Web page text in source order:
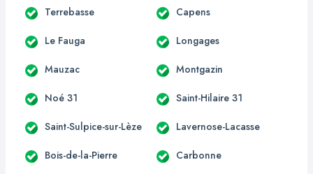
Terrebasse Capens
Le Fauga Longages
Mauzac Montgazin
Noé 31 Saint-Hilaire 31
Saint-Sulpice-sur-Lèze Lavernose-Lacasse
Bois-de-la-Pierre Carbonne